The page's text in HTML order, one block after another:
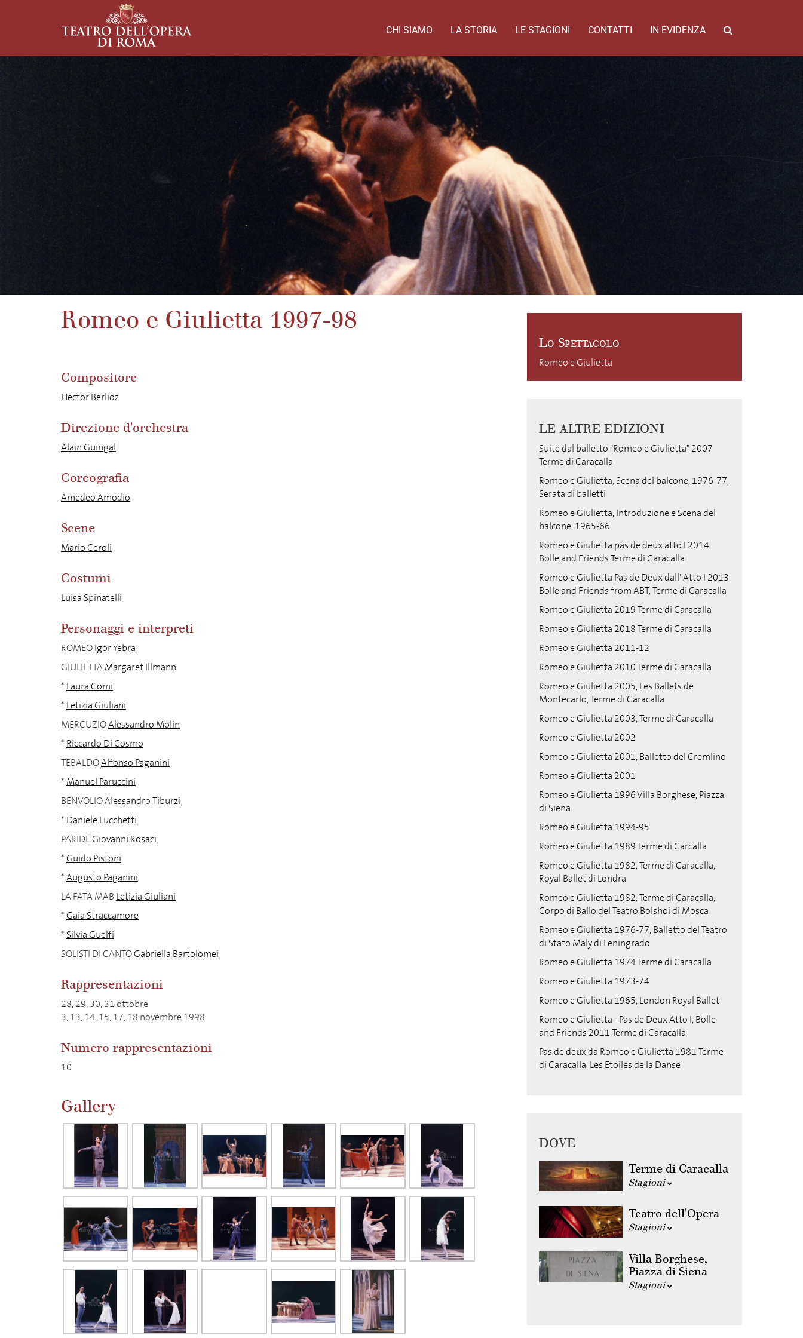
CHI SIAMO LA STORIA LE STAGIONI CONTATTI IN EVIDENZA
Romeo e Giulietta 1997-98
Compositore
Hector Berlioz
Direzione d'orchestra
Alain Guingal
Coreografia
Amedeo Amodio
Scene
Mario Ceroli
Costumi
Luisa Spinatelli
Personaggi e interpreti
ROMEOIgor Yebra
GIULIETTAMargaret Illmann
* Laura Comi
* Letizia Giuliani
MERCUZIOAlessandro Molin
* Riccardo Di Cosmo
TEBALDOAlfonso Paganini
* Manuel Paruccini
BENVOLIOAlessandro Tiburzi
* Daniele Lucchetti
PARIDEGiovanni Rosaci
*Guido Pistoni
*Augusto Paganini
LA FATA MAB Letizia Giuliani
*Gaia Straccamore
* Silvia Guelfi
SOLISTI DI CANTOGabriella Bartolomei
Rappresentazioni
28, 29, 30, 31 ottobre
3, 13, 14, 15, 17, 18 novembre 1998
Numero rappresentazioni
10
Gallery
Lo Spettacolo
Romeo e Giulietta
LE ALTRE EDIZIONI
Suite dal balletto "Romeo e Giulietta" 2007
Terme di Caracalla
Romeo e Giulietta, Scena del balcone, 1976-77,
Serata di balletti
Romeo e Giulietta, Introduzione e Scena del
balcone, 1965-66
Romeo e Giulietta pas de deux atto I 2014
Bolle and Friends Terme di Caracalla
Romeo e Giulietta Pas de Deux dall' Atto I 2013
Bolle and Friends from ABT, Terme di Caracalla
Romeo e Giulietta 2019 Terme di Caracalla
Romeo e Giulietta 2018 Terme di Caracalla
Romeo e Giulietta 2011-12
Romeo e Giulietta 2010 Terme di Caracalla
Romeo e Giulietta 2005, Les Ballets de
Montecarlo, Terme di Caracalla
Romeo e Giulietta 2003, Terme di Caracalla
Romeo e Giulietta 2002
Romeo e Giulietta 2001, Balletto del Cremlino
Romeo e Giulietta 2001
Romeo e Giulietta 1996 Villa Borghese, Piazza
di Siena
Romeo e Giulietta 1994-95
Romeo e Giulietta 1989 Terme di Carcalla
Romeo e Giulietta 1982, Terme di Caracalla,
Royal Ballet di Londra
Romeo e Giulietta 1982, Terme di Caracalla,
Corpo di Ballo del Teatro Bolshoi di Mosca
Romeo e Giulietta 1976-77, Balletto del Teatro
di Stato Maly di Leningrado
Romeo e Giulietta 1974 Terme di Caracalla
Romeo e Giulietta 1973-74
Romeo e Giulietta 1965, London Royal Ballet
Romeo e Giulietta - Pas de Deux Atto I, Bolle
and Friends 2011 Terme di Caracalla
Pas de deux da Romeo e Giulietta 1981 Terme
di Caracalla, Les Etoiles de la Danse
DOVE
Terme di Caracalla
Stagioni
Teatro dell'Opera
Stagioni
Villa Borghese,
Piazza di Siena
Stagioni